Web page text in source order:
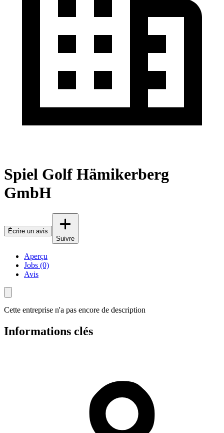
Spiel Golf Hämikerberg
GmbH
Écrire un avis
Suivre
Aperçu
Jobs (0)
Avis
Cette entreprise n'a pas encore de description
Informations clés